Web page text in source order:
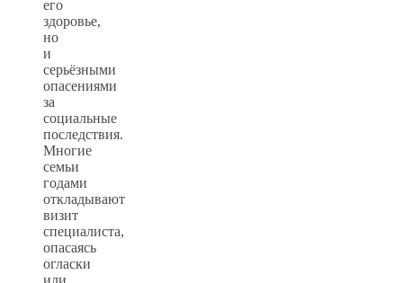
его
здоровье,
но
и
серьёзными
опасениями
за
социальные
последствия.
Многие
семьи
годами
откладывают
визит
специалиста,
опасаясь
огласки
или